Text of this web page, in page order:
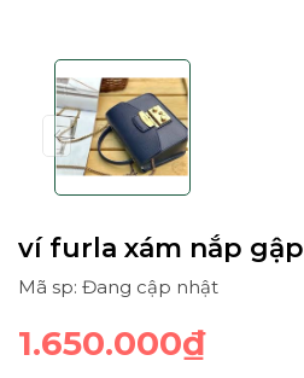
ví furla xám nắp gập
Mã sp: Đang cập nhật
1.650.000₫